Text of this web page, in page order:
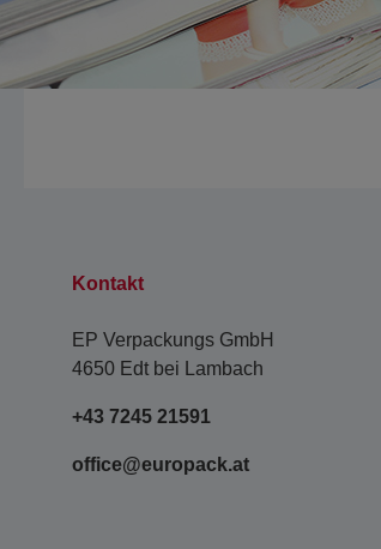
Kontakt
EP Verpackungs GmbH
4650 Edt bei Lambach
+43 7245 21591
office@europack.at